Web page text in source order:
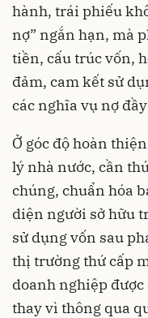
hành, trái phiếu
nợ” ngắn hạn, mà
tiền, cấu trúc vốn,
đảm, cam kết sử
các nghĩa vụ nợ
Ở góc độ hoàn
lý nhà nước, cần
chúng, chuẩn hóa
diện người sở hữu
sử dụng vốn sau
thị trường thứ cấp
doanh nghiệp
thay vì thông qua